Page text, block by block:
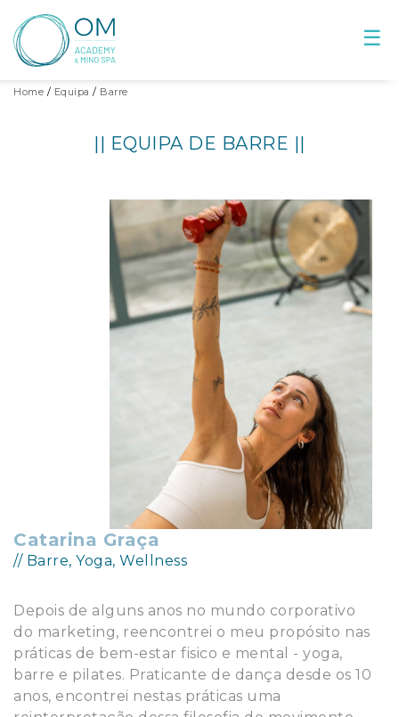
☰
Home Equipa Barre
|| EQUIPA DE BARRE ||
Catarina Graça
// Barre, Yoga, Wellness
Depois de alguns anos no mundo corporativo
do marketing, reencontrei o meu propósito nas
práticas de bem-estar fisico e mental - yoga,
barre e pilates. Praticante de dança desde os 10
anos, encontrei nestas práticas uma